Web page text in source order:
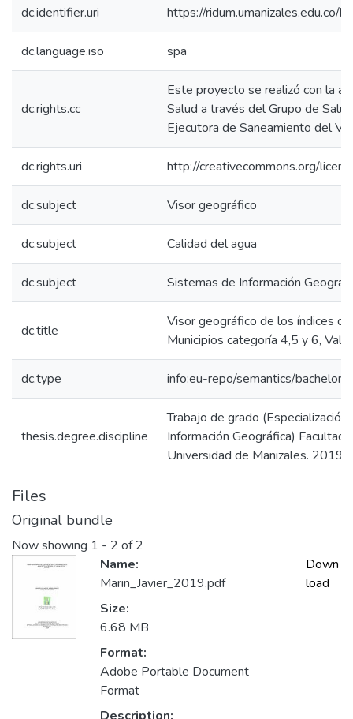
dc.identifier.uri https://
dc.language.iso spa
dc.rights.cc
Este proyecto se realizó con la
Salud a través del Grupo de
Ejecutora de Saneamiento del
dc.rights.uri http://creativecommons.org/
dc.subject Visor geográfico
dc.subject Calidad del agua
dc.subject Sistemas de Información
dc.title
Visor geográfico de los índices
Municipios categoría 4,5 y 6,
dc.type info:eu-repo/semantics/
thesis.degree.discipline
Trabajo de grado
Información Geográfica) Facultad
Universidad de Manizales. 2019
Files
Original bundle
Now showing 1 - 2 of 2
Name:
Marin_Javier_2019.pdf
Size:
6.68 MB
Format:
Adobe Portable Document
Format
Down
load